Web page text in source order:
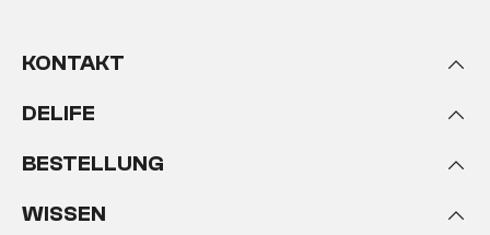
KONTAKT
DELIFE
BESTELLUNG
WISSEN